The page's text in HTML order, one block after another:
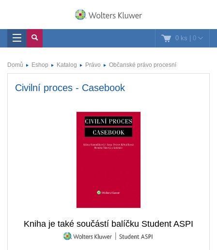
0 ks | 0
Domů Eshop Katalog Právo Občanské právo procesní
Civilní proces - Casebook
Kniha je také součástí balíčku Student ASPI